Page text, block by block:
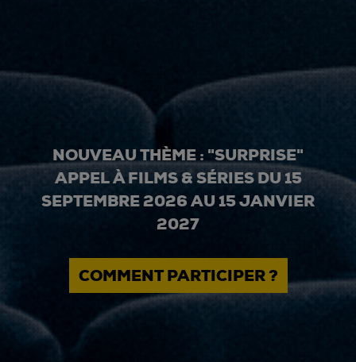
NOUVEAU THÈME : "SURPRISE"
APPEL À FILMS & SÉRIES DU 15
SEPTEMBRE 2026 AU 15 JANVIER
2027
COMMENT PARTICIPER ?